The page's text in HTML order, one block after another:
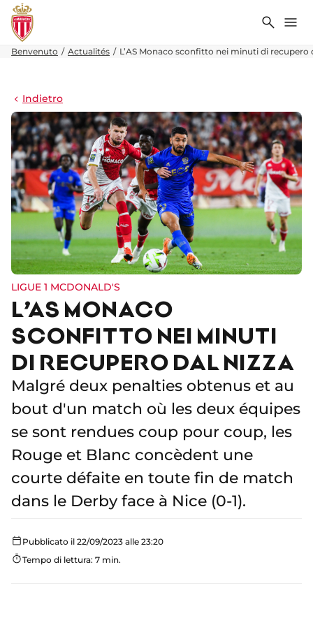
Ricerca
Benvenuto Actualités L’AS Monaco sconfitto nei minuti di recupero
Indietro
LIGUE 1 MCDONALD'S
L’AS MONACO
SCONFITTO NEI MINUTI
DI RECUPERO DAL NIZZA
Malgré deux penalties obtenus et au
bout d'un match où les deux équipes
se sont rendues coup pour coup, les
Rouge et Blanc concèdent une
courte défaite en toute fin de match
dans le Derby face à Nice (0-1).
Pubblicato il 22/09/2023 alle 23:20
Tempo di lettura: 7 min.